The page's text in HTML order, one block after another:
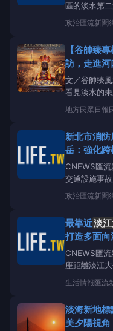
區的淡水第
港，更是許
多元休憩空
橋，共同串
民眾趁著假
政治匯流新聞
【谷帥臻
訪，走進
文／谷帥臻
看見淡水的
靈魂。淡江
讓許多人期
也有人相信，
地方民眾日報
新北市消防
岳：強化
CNEWS匯
交通設施事
消防局於今
隊，前往交
故通報機制
「淡江大橋
政治匯流新聞
最靠近淡
打造多面向
CNEWS匯
座距離淡江
系的活教材
誠指出，新北
了「淡江大橋
生活情報匯流
淡海新地
美夕陽視角